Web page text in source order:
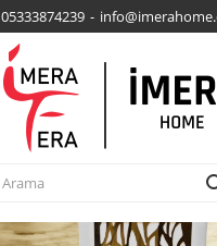
05333874239 -